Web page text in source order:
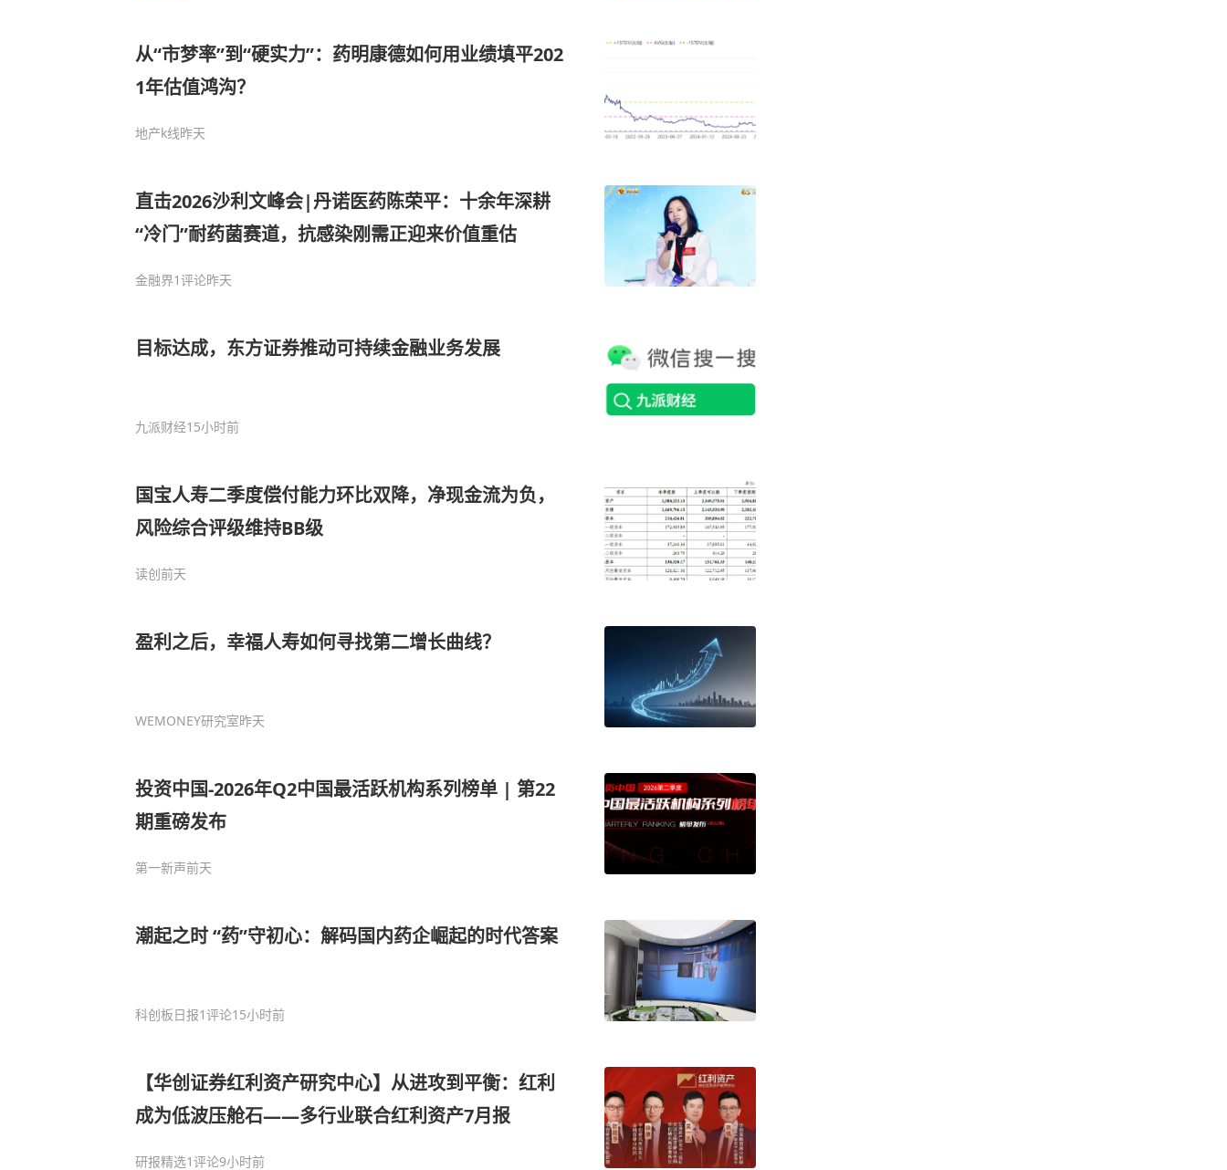
从“市梦率”到“硬实力”：药明康德如何用业绩填平202
1年估值鸿沟？
地产k线昨天
直击2026沙利文峰会|丹诺医药陈荣平：十余年深耕
“冷门”耐药菌赛道，抗感染刚需正迎来价值重估
金融界1评论昨天
目标达成，东方证券推动可持续金融业务发展
九派财经15小时前
国宝人寿二季度偿付能力环比双降，净现金流为负，
风险综合评级维持BB级
读创前天
盈利之后，幸福人寿如何寻找第二增长曲线？
WEMONEY研究室昨天
投资中国-2026年Q2中国最活跃机构系列榜单 | 第22
期重磅发布
第一新声前天
潮起之时 “药”守初心：解码国内药企崛起的时代答案
科创板日报1评论15小时前
【华创证券红利资产研究中心】从进攻到平衡：红利
成为低波压舱石——多行业联合红利资产7月报
研报精选1评论9小时前